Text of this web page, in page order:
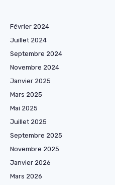
Février 2024
Juillet 2024
Septembre 2024
Novembre 2024
Janvier 2025
Mars 2025
Mai 2025
Juillet 2025
Septembre 2025
Novembre 2025
Janvier 2026
Mars 2026